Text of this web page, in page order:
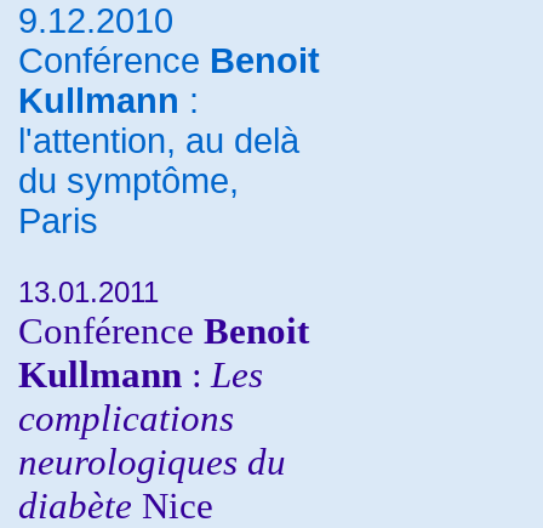
9.12.2010
Conférence Benoit
Kullmann :
l'attention, au delà
du symptôme,
Paris
13.01.2011
Conférence Benoit
Kullmann : Les
complications
neurologiques du
diabète Nice